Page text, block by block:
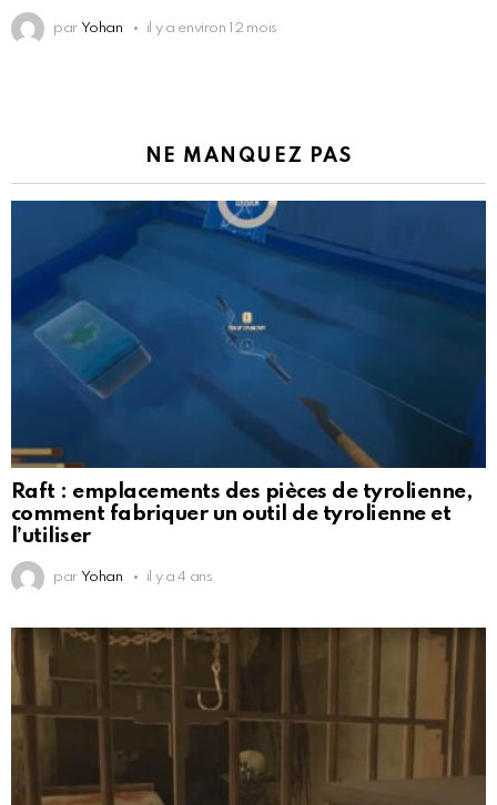
par Yohan il y a environ 12 mois
NE MANQUEZ PAS
Raft : emplacements des pièces de tyrolienne,
comment fabriquer un outil de tyrolienne et
l’utiliser
par Yohan il y a 4 ans